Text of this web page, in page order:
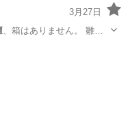
3月27日
、箱はありません。 雛人